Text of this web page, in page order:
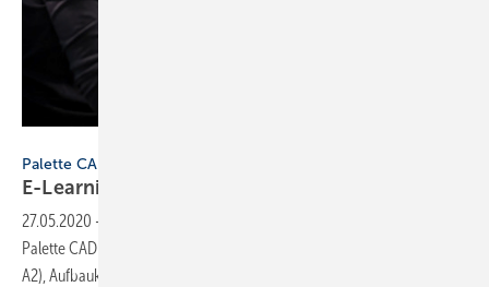
Palette CAD
E-Learning in und nach der
27.05.2020 -
Palette CAD gibt es in verschiedenen Stufen als Einsteigerkurse (A1,
A2), Aufbaukurse (B1, B2) und Profikurse (C1, C2) für Expertenwissen.